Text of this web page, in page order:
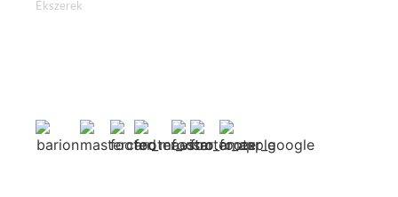
Ékszerek